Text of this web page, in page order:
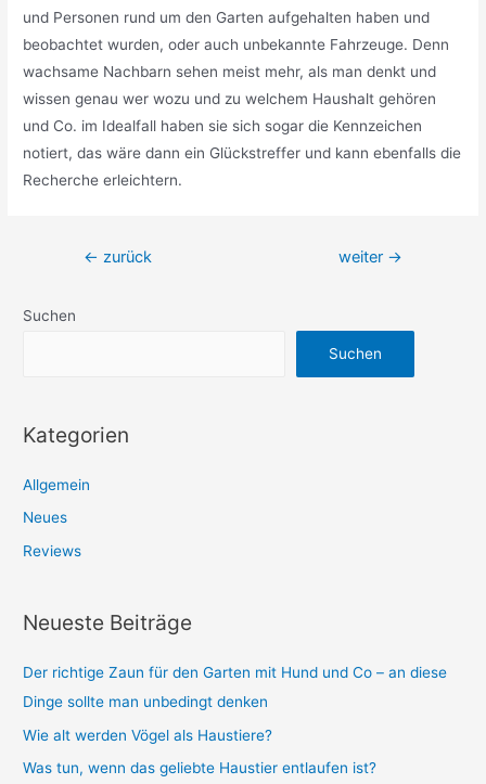
und Personen rund um den Garten aufgehalten haben und
beobachtet wurden, oder auch unbekannte Fahrzeuge. Denn
wachsame Nachbarn sehen meist mehr, als man denkt und
wissen genau wer wozu und zu welchem Haushalt gehören
und Co. im Idealfall haben sie sich sogar die Kennzeichen
notiert, das wäre dann ein Glückstreffer und kann ebenfalls die
Recherche erleichtern.
Beitragsnavigation
← zurück weiter →
Suchen
Suchen
Kategorien
Allgemein
Neues
Reviews
Neueste Beiträge
Der richtige Zaun für den Garten mit Hund und Co – an diese
Dinge sollte man unbedingt denken
Wie alt werden Vögel als Haustiere?
Was tun, wenn das geliebte Haustier entlaufen ist?